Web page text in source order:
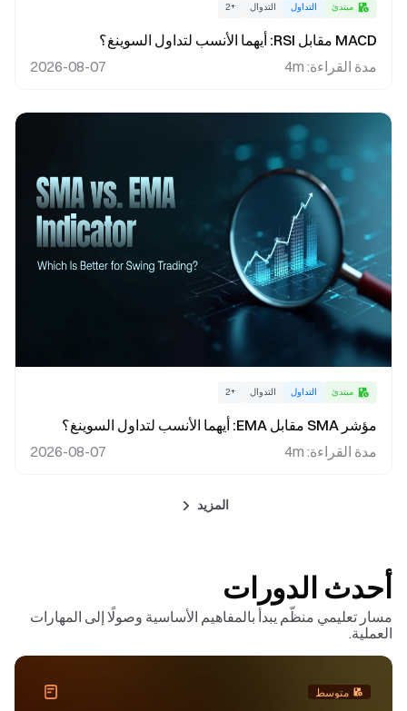
مبتدئ التداول التدوال +
2
MACD مقابل RSI: أيهما الأنسب لتداول السوينغ؟
مدة القراءة:
4m
2026-08-07
مبتدئ التداول التدوال +
2
مؤشر SMA مقابل EMA: أيهما الأنسب لتداول السوينغ؟
مدة القراءة:
4m
2026-08-07
المزيد
أحدث الدورات
مسار تعليمي منظّم يبدأ بالمفاهيم الأساسية وصولًا إلى المهارات
العملية.
متوسط